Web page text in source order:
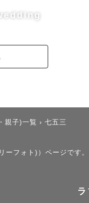
親子)一覧 › 七五三
フォト)）ページです。